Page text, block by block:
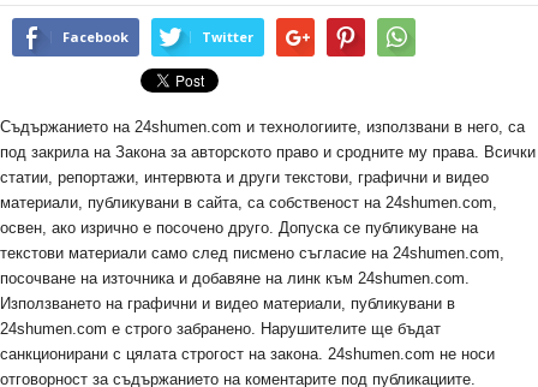
Facebook Twitter
Съдържанието на 24shumen.com и технологиите, използвани в него, са
под закрила на Закона за авторското право и сродните му права. Всички
статии, репортажи, интервюта и други текстови, графични и видео
материали, публикувани в сайта, са собственост на 24shumen.com,
освен, ако изрично е посочено друго. Допуска се публикуване на
текстови материали само след писмено съгласие на 24shumen.com,
посочване на източника и добавяне на линк към 24shumen.com.
Използването на графични и видео материали, публикувани в
24shumen.com е строго забранено. Нарушителите ще бъдат
санкционирани с цялата строгост на закона. 24shumen.com не носи
отговорност за съдържанието на коментарите под публикациите.